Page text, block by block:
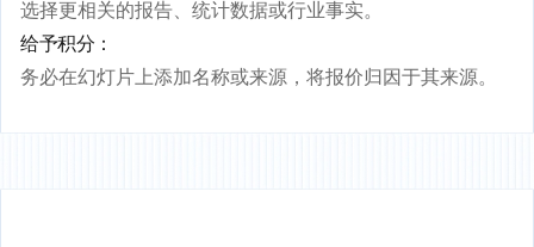
选择更相关的报告、统计数据或行业事实。
给予积分：
务必在幻灯片上添加名称或来源，将报价归因于其来源。